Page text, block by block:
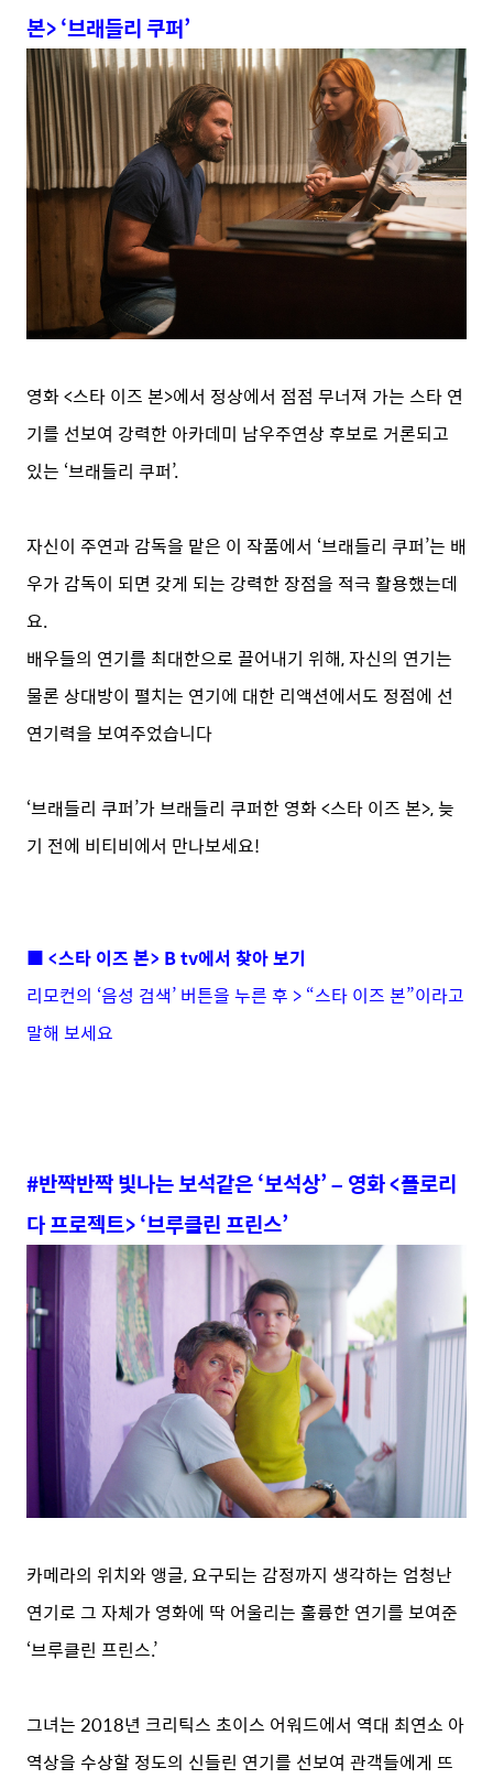
본> ‘브래들리 쿠퍼’
영화 <스타 이즈 본>에서 정상에서 점점 무너져 가는 스타 연
기를 선보여 강력한 아카데미 남우주연상 후보로 거론되고
있는 ‘브래들리 쿠퍼’.
자신이 주연과 감독을 맡은 이 작품에서 ‘브래들리 쿠퍼’는 배
우가 감독이 되면 갖게 되는 강력한 장점을 적극 활용했는데
요.
배우들의 연기를 최대한으로 끌어내기 위해, 자신의 연기는
물론 상대방이 펼치는 연기에 대한 리액션에서도 정점에 선
연기력을 보여주었습니다
‘브래들리 쿠퍼’가 브래들리 쿠퍼한 영화 <스타 이즈 본>, 늦
기 전에 비티비에서 만나보세요!
■ <스타 이즈 본> B tv에서 찾아 보기
리모컨의 ‘음성 검색’ 버튼을 누른 후 > “스타 이즈 본”이라고
말해 보세요
#반짝반짝 빛나는 보석같은 ‘보석상’ – 영화 <플로리
다 프로젝트> ‘브루클린 프린스’
카메라의 위치와 앵글, 요구되는 감정까지 생각하는 엄청난
연기로 그 자체가 영화에 딱 어울리는 훌륭한 연기를 보여준
‘브루클린 프린스.’
그녀는 2018년 크리틱스 초이스 어워드에서 역대 최연소 아
역상을 수상할 정도의 신들린 연기를 선보여 관객들에게 뜨